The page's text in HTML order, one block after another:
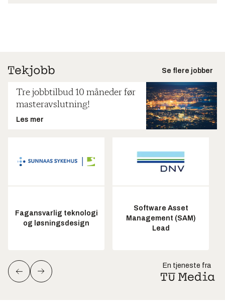
Se flere jobber
Tre jobbtilbud 10 måneder før
masteravslutning!
Les mer
Fagansvarlig teknologi
og løsningsdesign
Software Asset
Management (SAM)
Lead
En tjeneste fra